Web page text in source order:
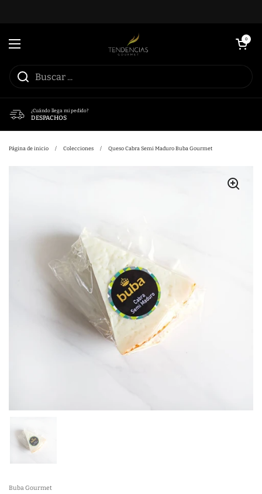
Abrir menú
Abrir carrito
0
¿Cuándo llega mi pedido?
DESPACHOS
Página de inicio / Colecciones / Queso Cabra Semi Maduro Buba Gourmet
Buba Gourmet